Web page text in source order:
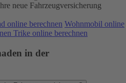
neue Fahrzeugversicherung
online berechnen Wohnmobil online
Trike online berechnen
in der